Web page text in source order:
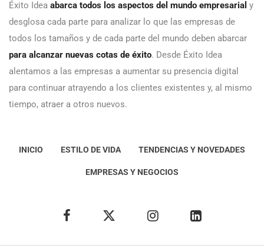
Éxito Idea abarca todos los aspectos del mundo empresarial y
desglosa cada parte para analizar lo que las empresas de
todos los tamaños y de cada parte del mundo deben abarcar
para alcanzar nuevas cotas de éxito. Desde Éxito Idea
alentamos a las empresas a aumentar su presencia digital
para continuar atrayendo a los clientes existentes y, al mismo
tiempo, atraer a otros nuevos.
INICIO ESTILO DE VIDA TENDENCIAS Y NOVEDADES
EMPRESAS Y NEGOCIOS